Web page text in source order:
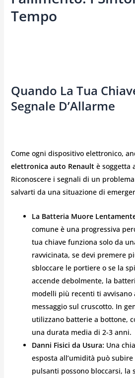
Tempo
Quando La Tua
Segnale D’Allarme
Come ogni dispositivo elettronico,
elettronica auto Renaultè soggetta
Riconoscere i segnali di un
salvarti da una situazione di
La Batteria Muore
comune è una progressiva
tua chiave funziona solo da
ravvicinata, se devi premere
sbloccare le portiere o se la
accende debolmente, la
modelli più recenti ti avvisano
messaggio sul cruscotto. In
utilizzano batterie a bottone,
una durata media di 2-3 anni.
Danni Fisici da Usura: Una
esposta all’umidità può
pulsanti possono bloccarsi, la